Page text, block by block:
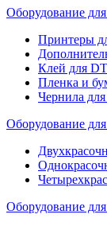
Оборудование
Принтеры
Клей для
Пленка и
Чернила
Оборудование
Оборудование